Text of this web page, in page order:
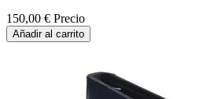
150,00 € Precio
Añadir al carrito